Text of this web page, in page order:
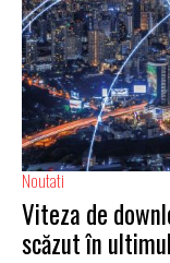
Noutati
Viteza de
scăzut în